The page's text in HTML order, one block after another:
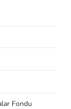
Fondu